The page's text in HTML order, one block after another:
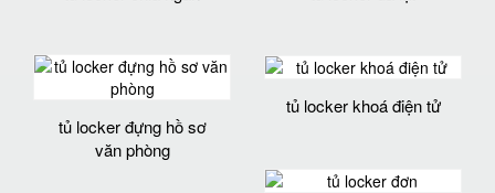
tủ locker đựng hồ sơ
văn phòng
tủ locker khoá điện tử